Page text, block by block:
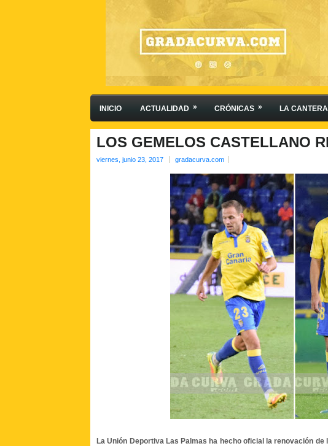
INICIO ACTUALIDAD » CRÓNICAS » LA CANTERA
LOS GEMELOS CASTELLANO
viernes, junio 23, 2017 gradacurva.com
La Unión Deportiva Las Palmas ha hecho oficial la renovación